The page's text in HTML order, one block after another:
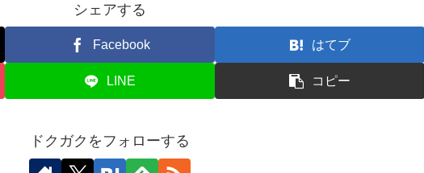
シェアする
Facebook はてブ
LINE コピー
ドクガクをフォローする